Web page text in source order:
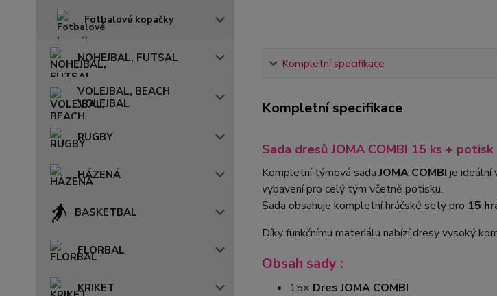
Fotbalové kopačky
NOHEJBAL, FUTSAL
VOLEJBAL, BEACH
VOLEJBAL
RUGBY
HÁZENÁ
BASKETBAL
FLORBAL
KRIKET
Kompletní specifikace
Kompletní specifikace
Sada dresů JOMA COMBI 15 ks + potisk
Kompletní týmová sadaJOMA COMBI je ideální
vybavení pro celý tým včetně potisku.
Sada obsahuje kompletní hráčské sety pro 15
Díky funkčnímu materiálu nabízí dresy vysoký
Obsah sady :
15× Dres JOMA COMBI